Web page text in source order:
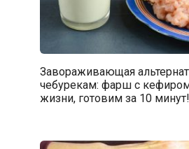
Завораживающая
чебурекам: фарш с
жизни, готовим за 10 минут!